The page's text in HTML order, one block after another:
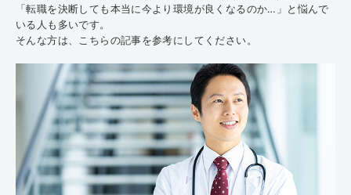
「転職を決断しても本当に今より環境が良くなるのか…」と悩んで
いる人も多いです。
そんな方は、こちらの記事を参考にしてください。